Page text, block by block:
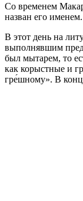
Со временем
назван его
В этот день на
выполнявшим
был мытарем, то
как корыстные и
гре́шному». В